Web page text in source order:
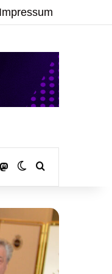
Impressum
MastodonSkin umschalten